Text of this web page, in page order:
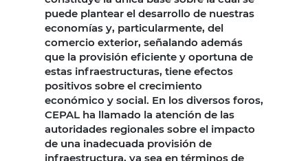
puede plantear el desarrollo de nuestras
economías y, particularmente, del
comercio exterior, señalando además
que la provisión eficiente y oportuna de
estas infraestructuras, tiene efectos
positivos sobre el crecimiento
económico y social. En los diversos foros,
CEPAL ha llamado la atención de las
autoridades regionales sobre el impacto
de una inadecuada provisión de
infraestructura, ya sea en términos de